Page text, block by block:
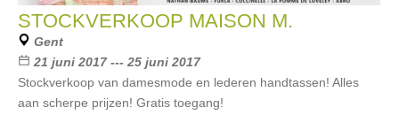
STOCKVERKOOP MAISON M.
Gent
21 juni 2017 --- 25 juni 2017
Stockverkoop van damesmode en lederen handtassen! Alles
aan scherpe prijzen! Gratis toegang!